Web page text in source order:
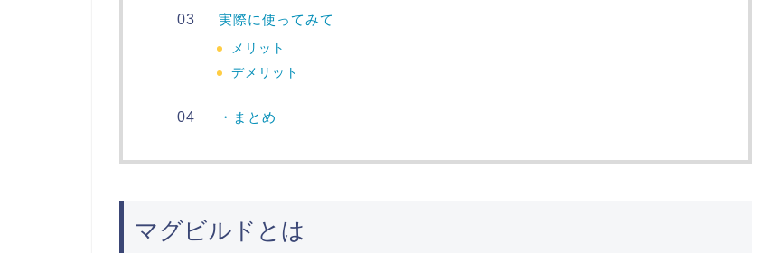
実際に使ってみて
メリット
デメリット
・まとめ
マグビルドとは